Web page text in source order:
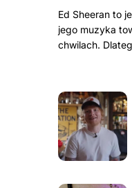
Ed Sheeran to
jego muzyka
chwilach.